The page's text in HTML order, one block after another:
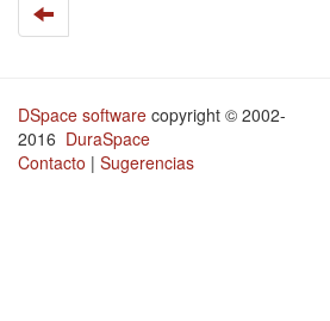
DSpace software copyright © 2002-
2016 DuraSpace
Contacto | Sugerencias